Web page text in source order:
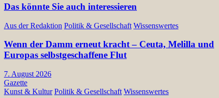
Das könnte Sie auch interessieren
Aus der Redaktion Politik & Gesellschaft Wissenswertes
Wenn der Damm erneut kracht – Ceuta, Melilla und
Europas selbstgeschaffene Flut
7. August 2026
Gazette
Kunst & Kultur Politik & Gesellschaft Wissenswertes